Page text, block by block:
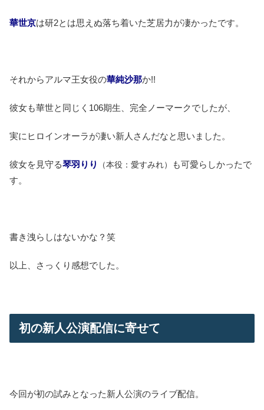
華世京は研2とは思えぬ落ち着いた芝居力が凄かったです。
それからアルマ王女役の華純沙那か!!
彼女も華世と同じく106期生、完全ノーマークでしたが、
実にヒロインオーラが凄い新人さんだなと思いました。
彼女を見守る琴羽りり （本役：愛すみれ）
も可愛らしかったで
す。
書き洩らしはないかな？笑
以上、さっくり感想でした。
初の新人公演配信に寄せて
今回が初の試みとなった新人公演のライブ配信。